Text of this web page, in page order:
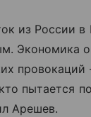
из России в
Экономика
пытается
Арешев.